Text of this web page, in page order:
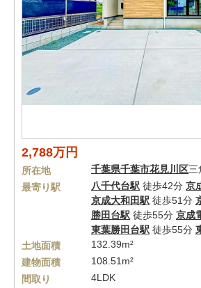
2,788万円
所在地 千葉県千葉市花見川区三
最寄り駅
八千代台駅 徒歩42分 京
京成大和田駅 徒歩51分
勝田台駅 徒歩55分 京成
東葉勝田台駅 徒歩55分
土地面積
132.39m²
建物面積
108.51m²
間取り
4LDK